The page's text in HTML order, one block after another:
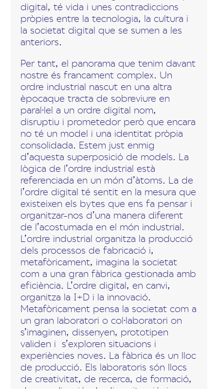
digital, té vida i unes contradiccions
pròpies entre la tecnologia, la cultura i
la societat digital que se sumen a les
anteriors.
Per tant, el panorama que tenim davant
nostre és francament complex. Un
ordre industrial nascut en una altra
èpocaque tracta de sobreviure en
paral·lel a un ordre digital nom,
disruptiu i prometedor però que encara
no té un model i una identitat pròpia
consolidada. Estem just enmig
d’aquesta superposició de models. La
lògica de l’ordre industrial està
referenciada en un món d’àtoms. La de
l’ordre digital té sentit en la mesura que
existeixen els bytes que ens fa pensar i
organitzar-nos d’una manera diferent
de l’acostumada en el món industrial.
L’ordre industrial organitza la producció
dels processos de fabricació i,
metafòricament, imagina la societat
com a una gran fàbrica gestionada amb
eficiència. L’ordre digital, en canvi,
organitza la I+D i la innovació.
Metafòricament pensa la societat com a
un gran laboratori o col·laboratori on
s’imaginen, dissenyen, prototipen
validen i s’exploren situacions i
experiències noves. La fàbrica és un lloc
de producció. Els laboratoris són llocs
de creativitat, de recerca, de formació,